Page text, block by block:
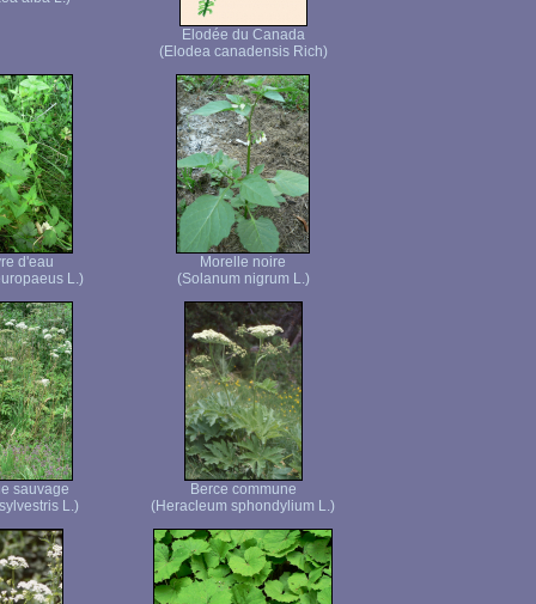
Elodée du Canada
(Elodea canadensis Rich)
d'eau
L.)
Morelle noire
(Solanum nigrum L.)
sauvage
L.)
Berce commune
(Heracleum sphondylium L.)